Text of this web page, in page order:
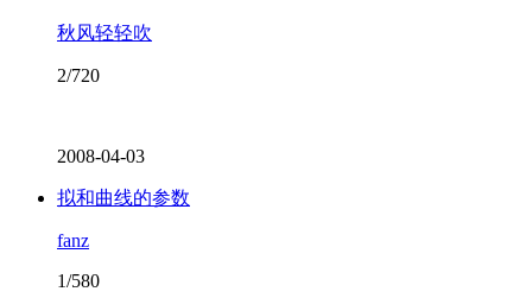
秋风轻轻吹
2/720
2008-04-03
拟和曲线的参数
fanz
1/580